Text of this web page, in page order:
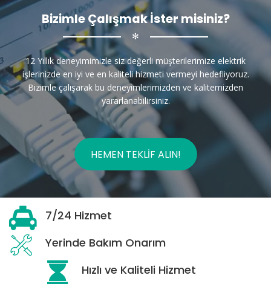
Bizimle Çalışmak İster misiniz?
✻
12 Yıllık deneyimimizle siz değerli müşterilerimize elektrik
işlerinizde en iyi ve en kaliteli hizmeti vermeyi hedefliyoruz.
Bizimle çalışarak bu deneyimlerimizden ve kalitemizden
yararlanabilirsiniz.
HEMEN TEKLIF ALIN!
7/24 Hizmet
Yerinde Bakım Onarım
Hızlı ve Kaliteli Hizmet